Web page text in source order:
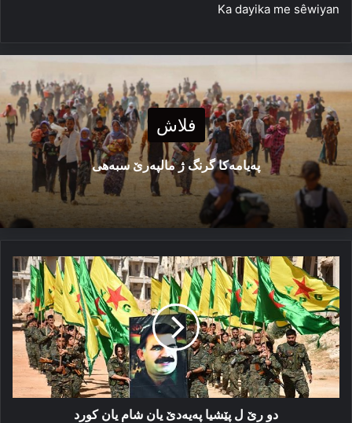
Ka dayika me sêwiyan
فلاش
پەیامەكا گرنگ ژ مالپەرێ سبەهی
دو
رێ
ل
پێشیا
پەیەدێ
یان
شام
یان
كورد
دو رێ ل پێشیا پەیەدێ یان شام یان كورد